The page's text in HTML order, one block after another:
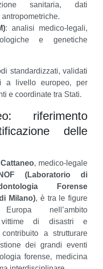
sanitaria, dati
: analisi medico-legali,
e genetiche
standardizzati, validati
a livello europeo, per
e coordinate tra Stati.
riferimento
delle
, medico-legale
(Laboratorio di
Forense
Milano), è tra le figure
nell’ambito
vittime di disastri e
a strutturare
dei grandi eventi
forense, medicina